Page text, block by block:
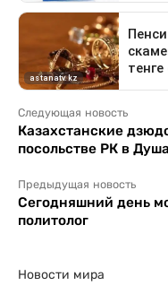
Следующая новость
Казахстанские
посольстве РК в
Предыдущая новость
Сегодняшний день
политолог
Новости мира